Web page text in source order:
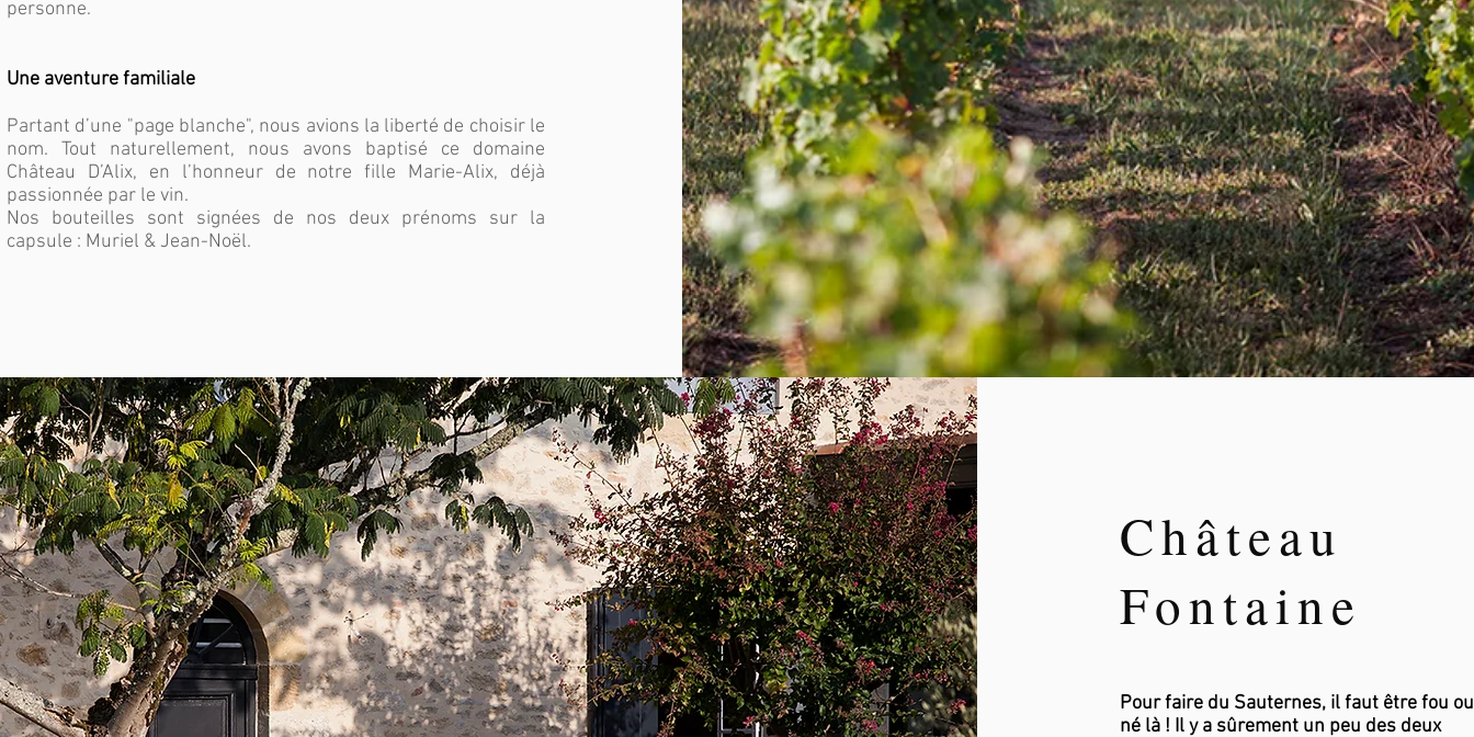
personne.
Une aventure familiale
Partant d’une "page blanche", nous avions la liberté de choisir le
nom. Tout naturellement, nous avons baptisé ce domaine
Château D’Alix, en l’honneur de notre fille Marie-Alix, déjà
passionnée par le vin.
Nos bouteilles sont signées de nos deux prénoms sur la
capsule : Muriel & Jean-Noël.
Château
Fontaine
Pour faire du Sauternes, il faut être fou
né là ! Il y a sûrement un peu des deux